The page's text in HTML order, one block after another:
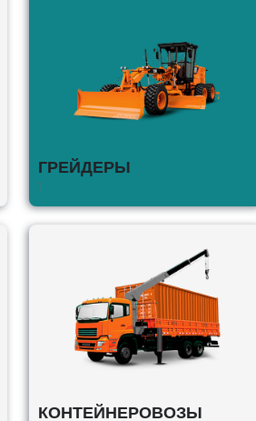
ГРЕЙДЕРЫ
1
КОНТЕЙНЕРОВОЗЫ